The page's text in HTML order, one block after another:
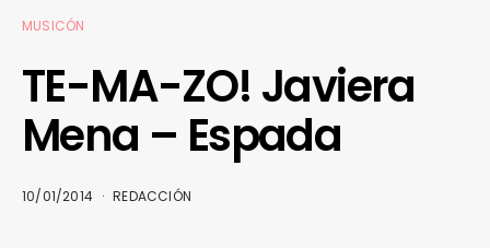
MUSICÓN
TE-MA-ZO! Javiera
Mena – Espada
10/01/2014 REDACCIÓN